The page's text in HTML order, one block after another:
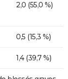
2,0 (55,0 %)
0,5 (15,3 %)
1,4 (39,7 %)